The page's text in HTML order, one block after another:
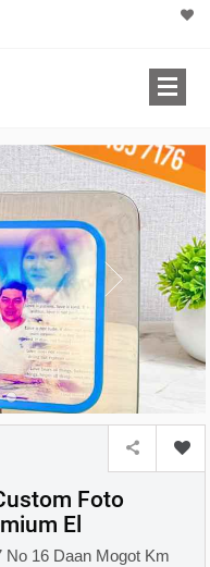
Foto
El
16 Daan Mogot Km